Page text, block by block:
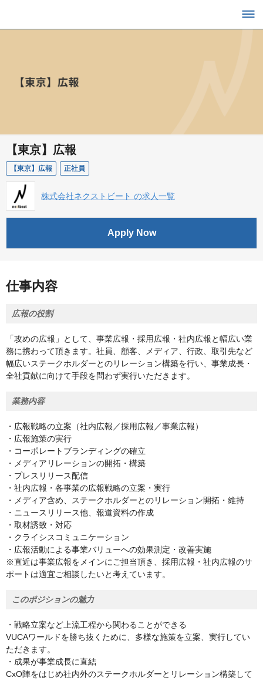
【東京】広報
【東京】広報 正社員
株式会社ネクストビート の求人一覧
Apply Now
仕事内容
広報の役割
「攻めの広報」として、事業広報・採用広報・社内広報と幅広い業
務に携わって頂きます。社員、顧客、メディア、行政、取引先など
幅広いステークホルダーとのリレーション構築を行い、事業成長・
全社貢献に向けて手段を問わず実行いただきます。
業務内容
・広報戦略の立案（社内広報／採用広報／事業広報）
・広報施策の実行
・コーポレートブランディングの確立
・メディアリレーションの開拓・構築
・プレスリリース配信
・社内広報・各事業の広報戦略の立案・実行
・メディア含め、ステークホルダーとのリレーション開拓・維持
・ニュースリリース他、報道資料の作成
・取材誘致・対応
・クライシスコミュニケーション
・広報活動による事業バリューへの効果測定・改善実施
※直近は事業広報をメインにご担当頂き、採用広報・社内広報のサ
ポートは適宜ご相談したいと考えています。
このポジションの魅力
・戦略立案など上流工程から関わることができる
VUCAワールドを勝ち抜くために、多様な施策を立案、実行してい
ただきます。
・成果が事業成長に直結
CxO陣をはじめ社内外のステークホルダーとリレーション構築して